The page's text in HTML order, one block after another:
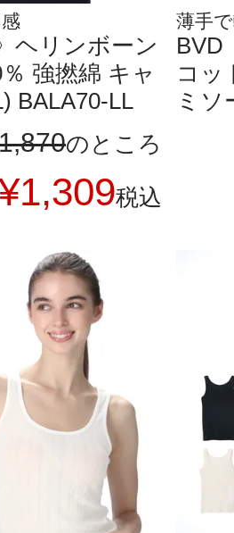
ヘリンボーン
強撚綿 キャ
BALA70-LL
のところ
1,309税込
薄手
BVD
コッ
ミソ